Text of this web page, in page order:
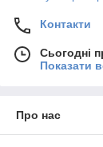
Контакти
Сьогодні
Показати
Про нас